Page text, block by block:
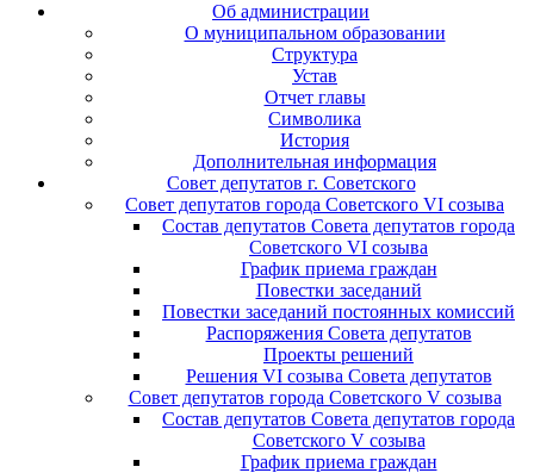
Об администрации
О муниципальном образовании
Структура
Устав
Отчет главы
Символика
История
Дополнительная информация
Совет депутатов г. Советского
Совет депутатов города Советского VI созыва
Состав депутатов Совета депутатов города
Советского VI созыва
График приема граждан
Повестки заседаний
Повестки заседаний постоянных комиссий
Распоряжения Совета депутатов
Проекты решений
Решения VI созыва Совета депутатов
Совет депутатов города Советского V созыва
Состав депутатов Совета депутатов города
Советского V созыва
График приема граждан